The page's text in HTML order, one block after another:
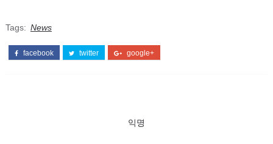
Tags: News
facebook twitter google+
익명